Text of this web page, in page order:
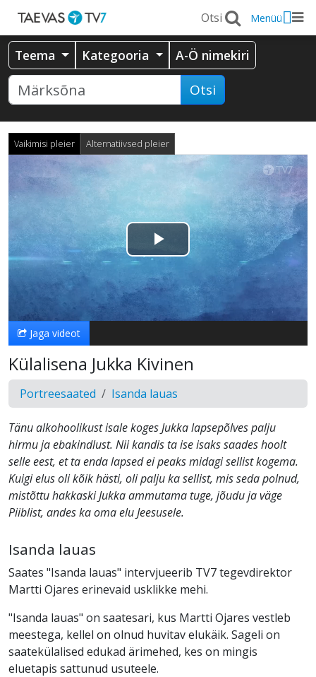
Menüü
Teema Kategooria A-Ö nimekiri
Otsi
Vaikimisi pleier Alternatiivsed pleier
Esita
video
Jaga videot
Külalisena Jukka Kivinen
Portreesaated Isanda lauas
Tänu alkohoolikust isale koges Jukka lapsepõlves palju
hirmu ja ebakindlust. Nii kandis ta ise isaks saades hoolt
selle eest, et ta enda lapsed ei peaks midagi sellist kogema.
Kuigi elus oli kõik hästi, oli palju ka sellist, mis seda polnud,
mistõttu hakkaski Jukka ammutama tuge, jõudu ja väge
Piiblist, andes ka oma elu Jeesusele.
Isanda lauas
Saates "Isanda lauas" intervjueerib TV7 tegevdirektor
Martti Ojares erinevaid usklikke mehi.
"Isanda lauas" on saatesari, kus Martti Ojares vestleb
meestega, kellel on olnud huvitav elukäik. Sageli on
saatekülalised edukad ärimehed, kes on mingis
eluetapis sattunud usuteele.